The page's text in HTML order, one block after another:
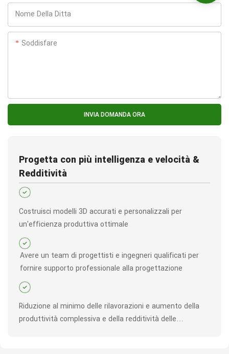
Nome Della Ditta
Soddisfare
INVIA DOMANDA ORA
Progetta con più intelligenza e velocità &
Redditività
Costruisci modelli 3D accurati e personalizzali per
un'efficienza produttiva ottimale
Avere un team di progettisti e ingegneri qualificati per
fornire supporto professionale alla progettazione
Riduzione al minimo delle rilavorazioni e aumento della
produttività complessiva e della redditività delle